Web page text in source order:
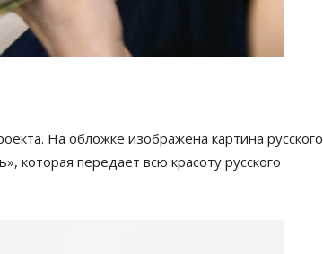
На обложке изображена картина русского
которая передает всю красоту русского